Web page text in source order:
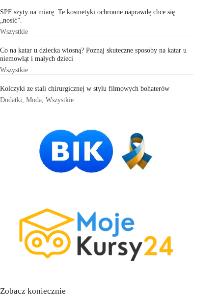
SPF szyty na miarę. Te kosmetyki ochronne naprawdę chce się
„nosić”.
Wszystkie
Co na katar u dziecka wiosną? Poznaj skuteczne sposoby na katar u
niemowląt i małych dzieci
Wszystkie
Kolczyki ze stali chirurgicznej w stylu filmowych bohaterów
Dodatki Moda Wszystkie
Zobacz koniecznie